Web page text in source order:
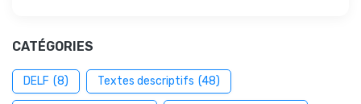
CATÉGORIES
DELF (8) Textes descriptifs (48)